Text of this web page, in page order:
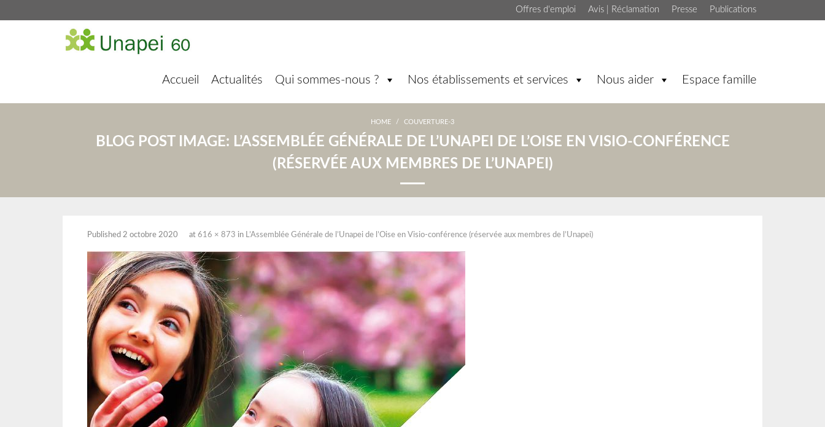
Publications
Presse
Offres d'emploi Avis | Réclamation
Accueil Actualités Qui sommes-nous ? Nos établissements et services Nous aider Espace famille
HOME / COUVERTURE-3
BLOG POST IMAGE: L’ASSEMBLÉE GÉNÉRALE DE L’UNAPEI DE L’OISE EN VISIO-CONFÉRENCE
(RÉSERVÉE AUX MEMBRES DE L’UNAPEI)
Published 2 octobre 2020 at 616 × 873 in L’Assemblée Générale de l’Unapei de l’Oise en Visio-conférence (réservée aux membres de l’Unapei)